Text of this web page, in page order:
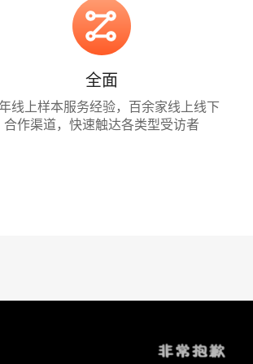
全面
线上样本服务经验，百余家线上线下
合作渠道，快速触达各类型受访者